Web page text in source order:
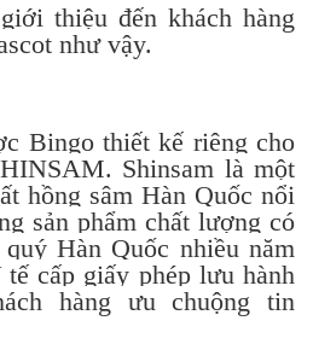
thiệu đến khách hàng
như vậy.
Bingo thiết kế riêng cho
Shinsam là một
hồng sâm Hàn Quốc nổi
sản phẩm chất lượng có
Hàn Quốc nhiều năm
cấp giấy phép lưu hành
hàng ưu chuộng tin